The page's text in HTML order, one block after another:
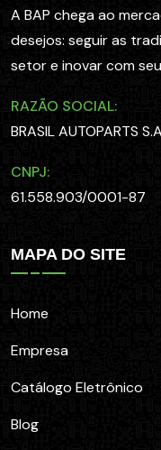
A BAP chega ao
desejos: seguir as
setor e inovar com
RAZÃO SOCIAL:
BRASIL AUTOPARTS S.A
CNPJ:
61.558.903/0001-87
MAPA DO SITE
Home
Empresa
Catálogo Eletrônico
Blog